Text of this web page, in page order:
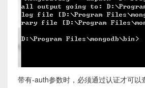
带有-auth参数时，必须通过认证才可以